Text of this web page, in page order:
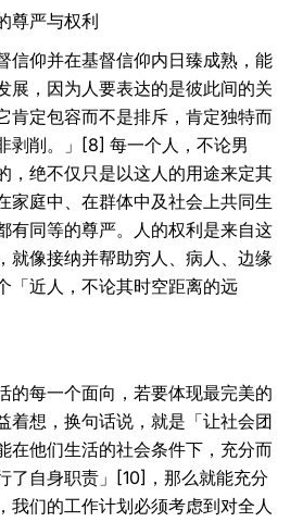
尊严与权利
信仰并在基督信仰内日臻成熟，能
展，因为人要表达的是彼此间的关
肯定包容而不是排斥，肯定独特而
剥削。」[8] 每一个人，不论男
，绝不仅只是以这人的用途来定其
家庭中、在群体中及社会上共同生
有同等的尊严。人的权利是来自这
就像接纳并帮助穷人、病人、边缘
「近人，不论其时空距离的远
的每一个面向，若要体现最完美的
着想，换句话说，就是「让社会团
在他们生活的社会条件下，充分而
了自身职责」[10]，那么就能充分
我们的工作计划必须考虑到对全人